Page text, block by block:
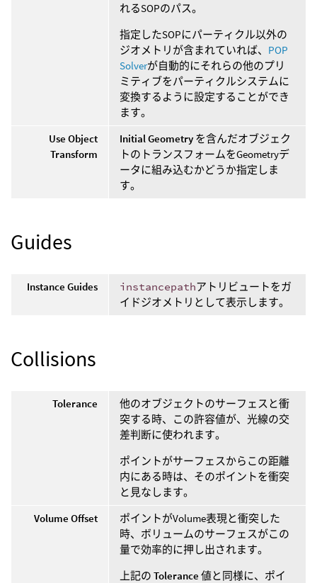
れるSOPのパス。
指定したSOPにパーティクル以外の
ジオメトリが含まれていれば、 POP
Solverが自動的にそれらの他のプリ
ミティブをパーティクルシステムに
変換するように設定することができ
ます。
Use Object
Transform
Initial Geometry を含んだオブジェク
トのトランスフォームをGeometryデ
ータに組み込むかどうか指定しま
す。
Guides
Instance Guides instancepathアトリビュートをガ
イドジオメトリとして表示します。
Collisions
Tolerance
他のオブジェクトのサーフェスと衝
突する時、この許容値が、光線の交
差判断に使われます。
ポイントがサーフェスからこの距離
内にある時は、そのポイントを衝突
と見なします。
Volume Offset
ポイントがVolume表現と衝突した
時、ボリュームのサーフェスがこの
量で効率的に押し出されます。
上記の Tolerance 値と同様に、ポイ